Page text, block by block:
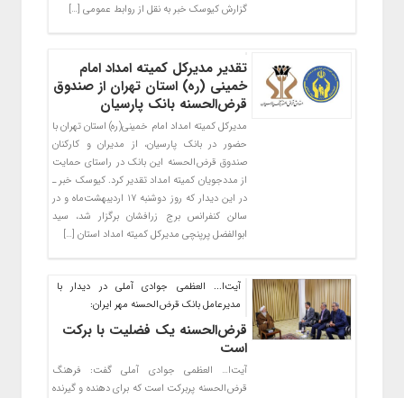
گزارش کیوسک خبر به نقل از روابط عمومی […]
تقدیر مدیرکل کمیته امداد امام
خمینی (ره) استان تهران از صندوق
قرض‌الحسنه بانک پارسیان
مدیرکل کمیته امداد امام خمینی(ره) استان تهران با
حضور در بانک پارسیان، از مدیران و کارکنان
صندوق قرض‌الحسنه این بانک در راستای حمایت
از مددجویان کمیته امداد تقدیر کرد. کیوسک خبر ـ
در این دیدار که روز دوشنبه ۱۷ اردیبهشت‌ماه و در
سالن کنفرانس برج زرافشان برگزار شد، سید
ابوالفضل پرپنچی مدیرکل کمیته امداد استان […]
آیت‌‌ا... العظمی جوادی آملی در دیدار با
مدیرعامل بانک قرض‌الحسنه مهر ایران:
قرض‌الحسنه یک فضلیت با برکت
است
آیت‌ا… العظمی جوادی آملی گفت: فرهنگ
قرض‌الحسنه پربرکت است که برای دهنده و گیرنده